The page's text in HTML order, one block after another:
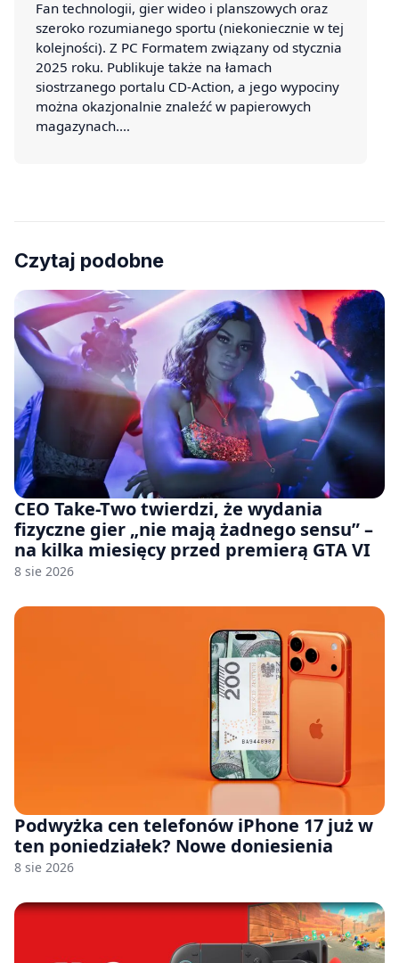
Fan technologii, gier wideo i planszowych oraz
szeroko rozumianego sportu (niekoniecznie w tej
kolejności). Z PC Formatem związany od stycznia
2025 roku. Publikuje także na łamach
siostrzanego portalu CD-Action, a jego wypociny
można okazjonalnie znaleźć w papierowych
magazynach.…
Czytaj podobne
CEO Take-Two twierdzi, że wydania
fizyczne gier „nie mają żadnego sensu” –
na kilka miesięcy przed premierą GTA VI
8 sie 2026
Podwyżka cen telefonów iPhone 17 już w
ten poniedziałek? Nowe doniesienia
8 sie 2026